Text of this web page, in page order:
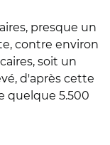
presque un
contre environ
soit un
d'après cette
quelque 5.500